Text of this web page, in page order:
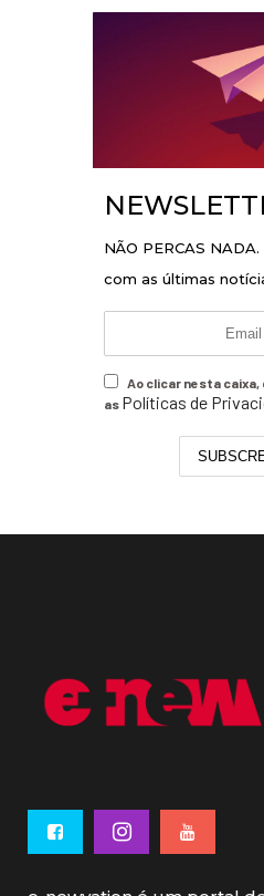
NÃO PERCAS
com as últimas
Ao clicar nesta caixa,
as Políticas de